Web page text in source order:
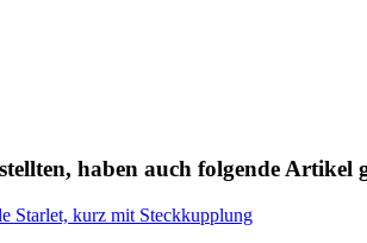
haben auch folgende Artikel